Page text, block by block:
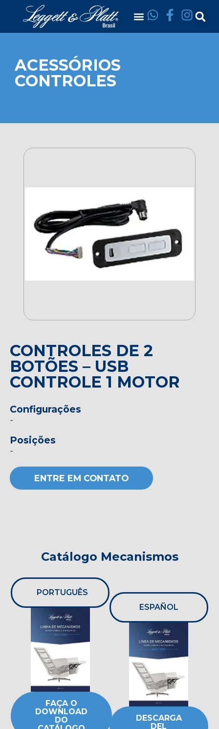
ACESSÓRIOS
CONTROLES
CONTROLES DE 2
BOTÕES – USB
CONTROLE 1 MOTOR
Configurações
-
Posições
-
ENTRE EM CONTATO
Catálogo Mecanismos
PORTUGUÊS
FAÇA O
DOWNLOAD
DO
ESPAÑOL
DESCARGA
DEL